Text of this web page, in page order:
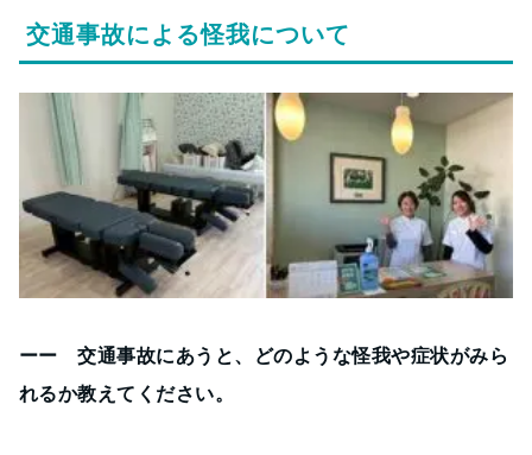
交通事故による怪我について
ーー 交通事故にあうと、どのような怪我や症状がみら
れるか教えてください。